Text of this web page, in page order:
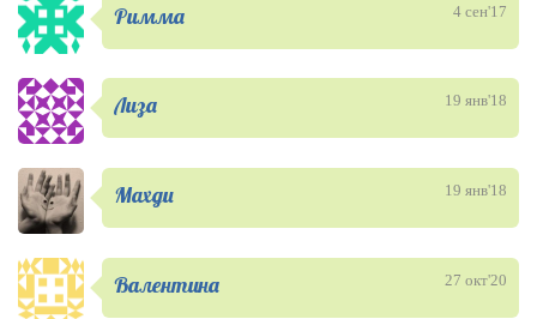
Римма 4 сен'17
Лиза 19 янв'18
Махди 19 янв'18
Валентина 27 окт'20